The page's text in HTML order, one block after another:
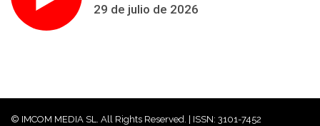
29 de julio de 2026
© IMCOM MEDIA SL. All Rights Reserved. | ISSN: 3101-7452